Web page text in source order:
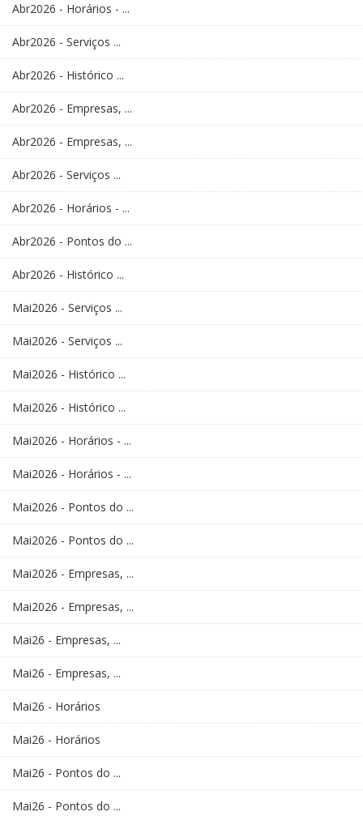
Abr2026 - Horários - ...
Abr2026 - Serviços ...
Abr2026 - Histórico ...
Abr2026 - Empresas, ...
Abr2026 - Empresas, ...
Abr2026 - Serviços ...
Abr2026 - Horários - ...
Abr2026 - Pontos do ...
Abr2026 - Histórico ...
Mai2026 - Serviços ...
Mai2026 - Serviços ...
Mai2026 - Histórico ...
Mai2026 - Histórico ...
Mai2026 - Horários - ...
Mai2026 - Horários - ...
Mai2026 - Pontos do ...
Mai2026 - Pontos do ...
Mai2026 - Empresas, ...
Mai2026 - Empresas, ...
Mai26 - Empresas, ...
Mai26 - Empresas, ...
Mai26 - Horários
Mai26 - Horários
Mai26 - Pontos do ...
Mai26 - Pontos do ...